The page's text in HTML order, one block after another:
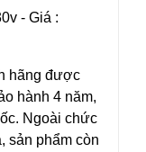
- Giá :
hãng được
hành 4 năm,
Ngoài chức
sản phẩm còn